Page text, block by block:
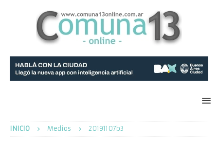
INICIO Medios 20191107b3